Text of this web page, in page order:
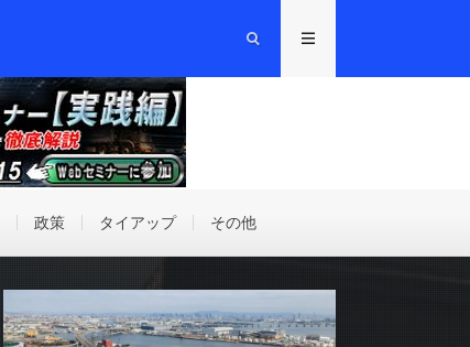
政策 タイアップ その他